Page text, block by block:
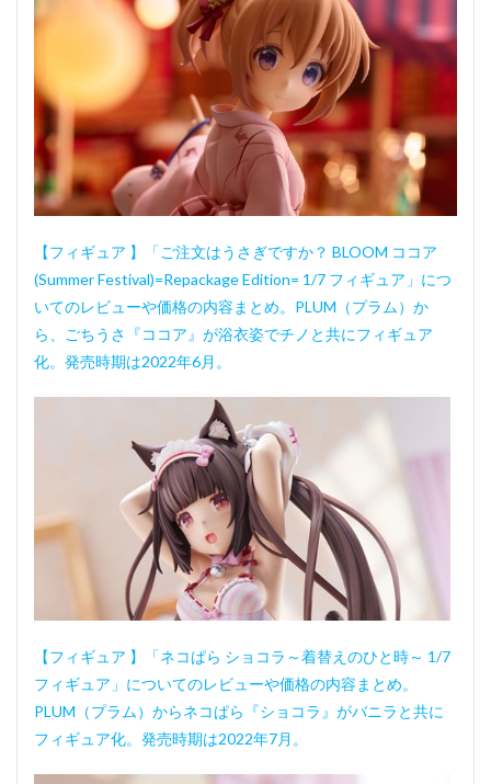
【フィギュア 】「ご注文はうさぎですか？ BLOOM ココア
(Summer Festival)=Repackage Edition= 1/7 フィギュア」につ
いてのレビューや価格の内容まとめ。PLUM（プラム）か
ら、ごちうさ『ココア』が浴衣姿でチノと共にフィギュア
化。発売時期は2022年6月。
【フィギュア 】「ネコぱら ショコラ～着替えのひと時～ 1/7
フィギュア」についてのレビューや価格の内容まとめ。
PLUM（プラム）からネコぱら『ショコラ』がバニラと共に
フィギュア化。発売時期は2022年7月。